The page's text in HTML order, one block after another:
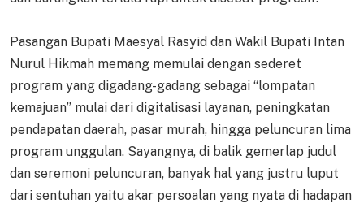
Pasangan Bupati Maesyal Rasyid dan Wakil Bupati Intan
Nurul Hikmah memang memulai dengan sederet
program yang digadang-gadang sebagai “lompatan
kemajuan” mulai dari digitalisasi layanan, peningkatan
pendapatan daerah, pasar murah, hingga peluncuran lima
program unggulan. Sayangnya, di balik gemerlap judul
dan seremoni peluncuran, banyak hal yang justru luput
dari sentuhan yaitu akar persoalan yang nyata di hadapan